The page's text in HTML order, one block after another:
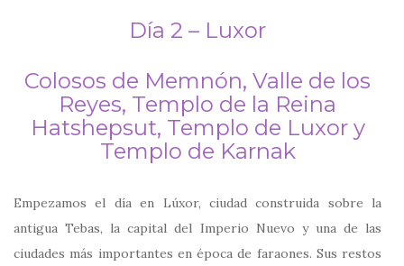
Día 2 – Luxor
Colosos de Memnón, Valle de los
Reyes, Templo de la Reina
Hatshepsut, Templo de Luxor y
Templo de Karnak
Empezamos el día en Lúxor, ciudad construida sobre la
antigua Tebas, la capital del Imperio Nuevo y una de las
ciudades más importantes en época de faraones. Sus restos